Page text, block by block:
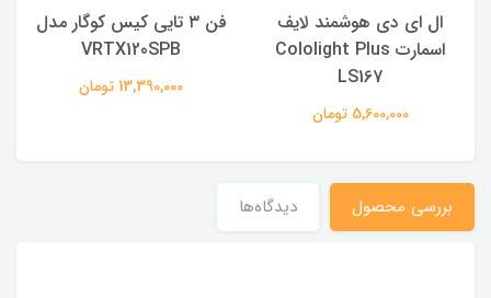
ال ای دی هوشمند لایف
اسمارت Cololight Plus
LS167
5,600,000 تومان
فن ٣ تايى كيس کوگار مدل
VRTX120SPB
13,390,000 تومان
بررسى محصول دیدگاه‌ها